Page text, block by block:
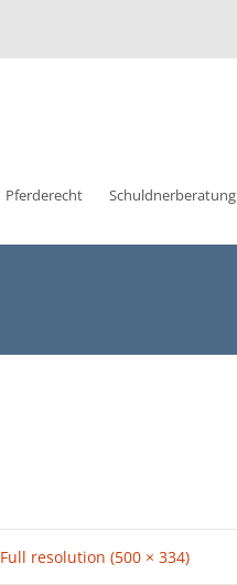
Pferderecht Schuldnerberatung
Full resolution (500 × 334)